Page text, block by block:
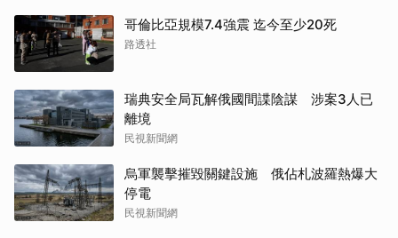
哥倫比亞規模7.4強震 迄今至少20死
路透社
瑞典安全局瓦解俄國間諜陰謀 涉案3人已
離境
民視新聞網
烏軍襲擊摧毀關鍵設施 俄佔札波羅熱爆大
停電
民視新聞網